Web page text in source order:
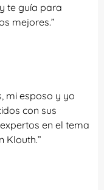
te guía para
mejores.”
mi esposo y yo
con sus
en el tema
Klouth.”